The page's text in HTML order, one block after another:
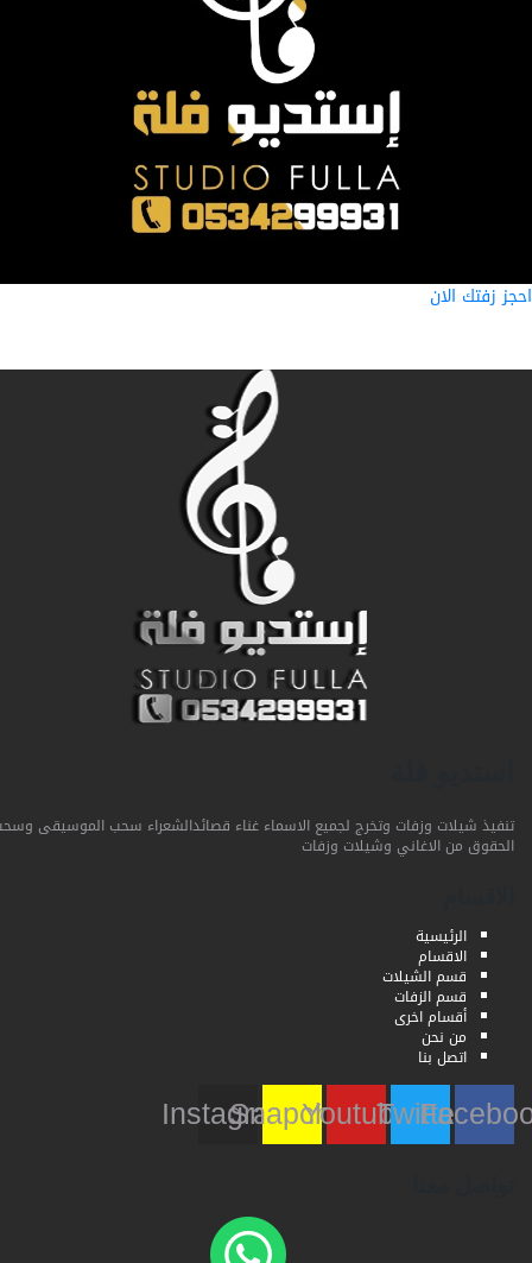
زفتك الان
تنفيذ شيلات وزفات وتخرج لجميع الاسماء غناء قصائدالشعراء سحب الموسيقى وسحب
الحقوق من الاغاني وشيلات وزفات
الرئيسية
الاقسام
قسم الشيلات
قسم الزفات
أقسام اخرى
من نحن
اتصل بنا
Twitter
Youtube
Snapchat
Instagram